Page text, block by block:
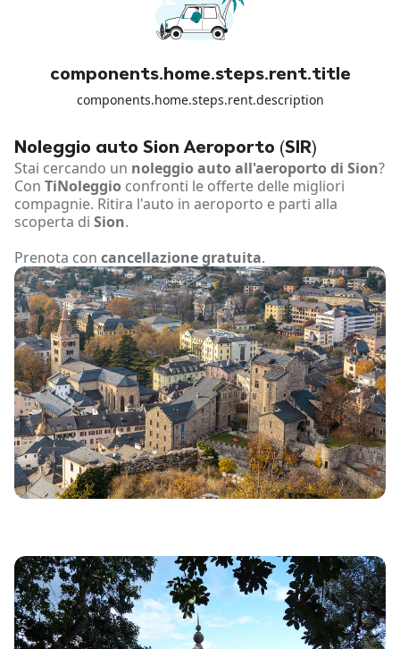
components.home.steps.rent.title
components.home.steps.rent.description
Noleggio auto Sion Aeroporto (SIR)
Stai cercando un noleggio auto all'aeroporto di Sion?
Con TiNoleggio confronti le offerte delle migliori
compagnie. Ritira l'auto in aeroporto e parti alla
scoperta di Sion.
Prenota con cancellazione gratuita.